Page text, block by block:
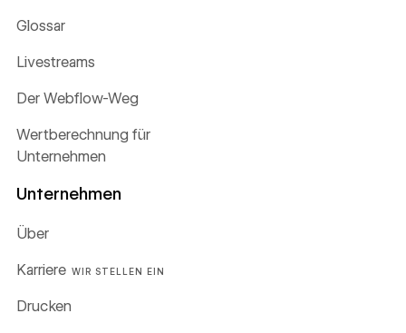
Glossar
Livestreams
Der Webflow-Weg
Wertberechnung für
Unternehmen
Unternehmen
Über
Karriere WIR STELLEN EIN
Drucken